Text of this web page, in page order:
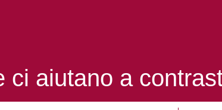
ci aiutano a